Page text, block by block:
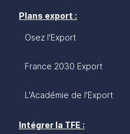
Plans export :
Osez l'Export
France 2030 Export
L'Académie de l'Export
Intégrer la TFE :